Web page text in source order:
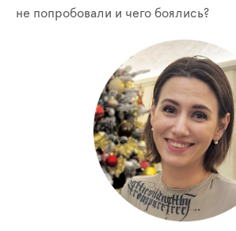
не попробовали и чего боялись?